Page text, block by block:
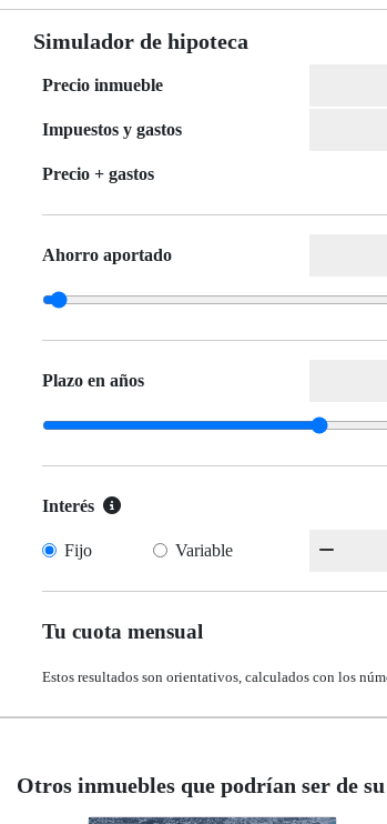
Simulador de hipoteca
Precio inmueble
Impuestos y gastos
Precio + gastos
Ahorro aportado
Plazo en años
Interés
Fijo Variable
Tu cuota mensual
Estos resultados son orientativos, calculados con los
Otros inmuebles que podrían ser de